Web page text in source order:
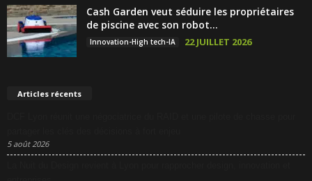
Cash Garden veut séduire les propriétaires
de piscine avec son robot...
Innovation-High tech-IA 22 JUILLET 2026
Articles récents
5 août 2026